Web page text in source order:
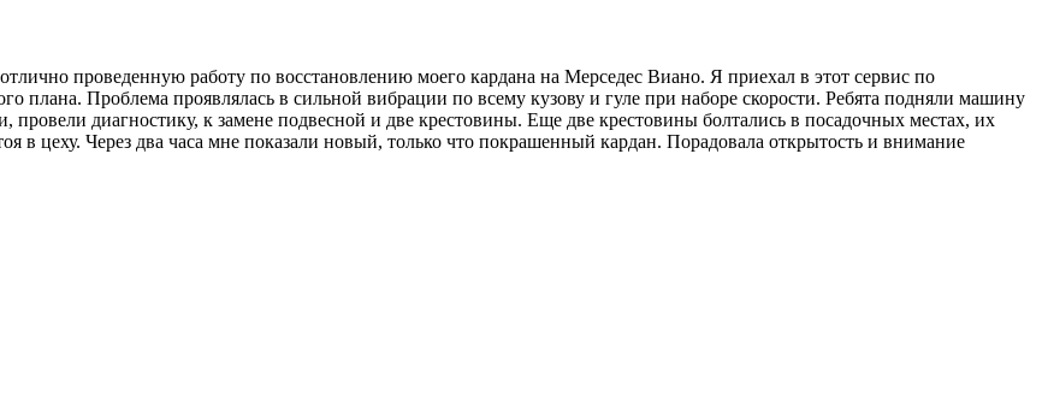
проведенную работу по восстановлению моего кардана на Мерседес Виано. Я приехал в этот сервис по
плана. Проблема проявлялась в сильной вибрации по всему кузову и гуле при наборе скорости. Ребята подняли машину
провели диагностику, к замене подвесной и две крестовины. Еще две крестовины болтались в посадочных местах, их
в цеху. Через два часа мне показали новый, только что покрашенный кардан. Порадовала открытость и внимание